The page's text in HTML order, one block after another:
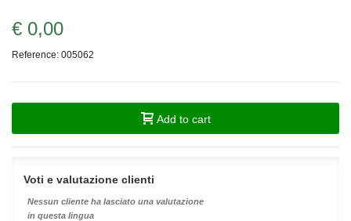
€ 0,00
Reference: 005062
Add to cart
Voti e valutazione clienti
Nessun cliente ha lasciato una valutazione
in questa lingua